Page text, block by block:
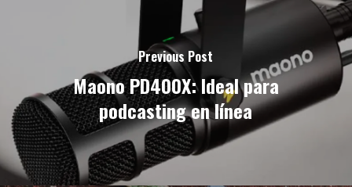
Previous Post
Maono PD400X: Ideal para
podcasting en línea